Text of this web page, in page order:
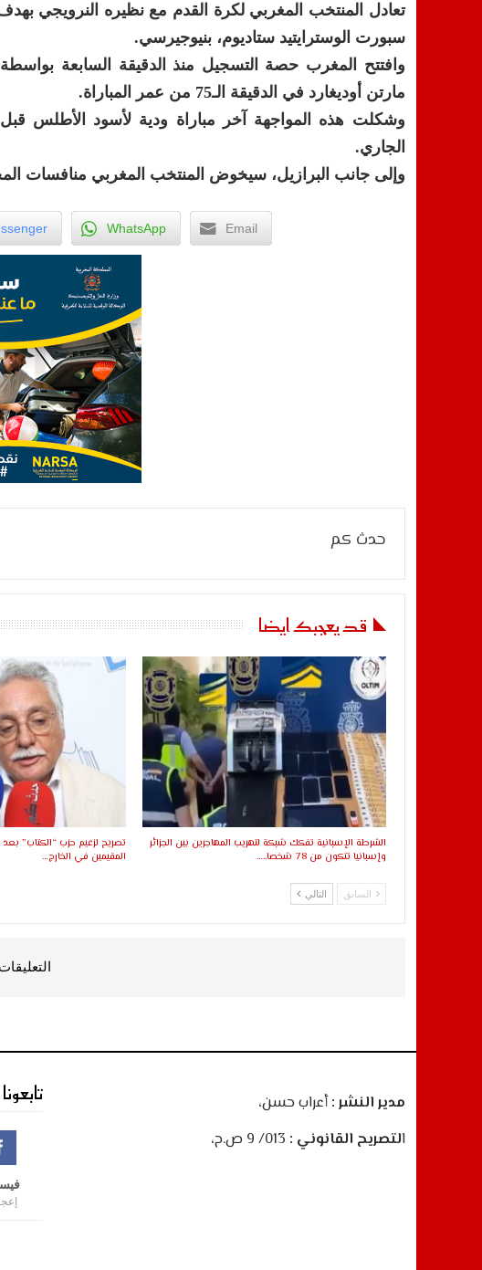
تعادل المنتخب المغربي لكرة القدم مع نظيره النرويجي بهدف
سبورت الوسترايتيد ستاديوم، بنيوجيرسي.
وافتتح المغرب حصة التسجيل منذ الدقيقة السابعة
مارتن أوديغارد في الدقيقة الـ75 من عمر المباراة.
الجاري.
وإلى جانب البرازيل، سيخوض المنتخب المغربي منافسات
WhatsApp Email
حدث كم
قد يعجبك ايضا
الشرطة الإسبانية تفكك شبكة لتهريب المهاجرين بين الجزائر
وإسبانيا تتكون من 78 شخصا..…
تصريح لزعيم حزب “الكتاب” بعد
المقيمين في الخارج…
السابق التالي
مدير النشر :أعراب حسن،
التصريح القانوني :